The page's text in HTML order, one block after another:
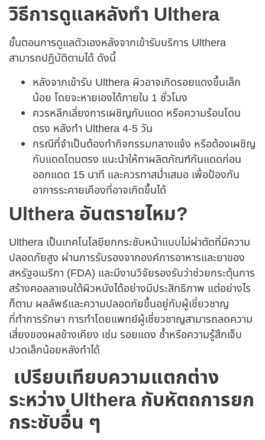
วิธีการดูแลหลังทำ Ulthera
ขั้นตอนการดูแลตัวเองหลังจากเข้ารับบริการ Ulthera
สามารถปฏิบัติตามได้ ดังนี้
หลังจากเข้ารับ Ulthera ผิวอาจเกิดรอยแดงขึ้นเล็ก
น้อย โดยจะหายเองได้ภายใน 1 ชั่วโมง
ควรหลีกเลี่ยงการเผชิญกับแดด หรือความร้อนโดน
ตรง หลังทำ Ulthera 4-5 วัน
กรณีที่จำเป็นต้องทำกิจกรรมกลางแจ้ง หรือต้องเผชิญ
กับแดดโดนตรง แนะนำให้ทาผลิตภัณฑ์กันแดดก่อน
ออกแดด 15 นาที และควรทาสม่ำเสมอ เพื่อป้องกัน
อาการระคายเคืองที่อาจเกิดขึ้นได้
Ulthera อันตรายไหม?
Ulthera เป็นเทคโนโลยียกกระชับหน้าแบบไม่ผ่าตัดที่มีความ
ปลอดภัยสูง ผ่านการรับรองจากองค์การอาหารและยาของ
สหรัฐอเมริกา (FDA) และมีงานวิจัยรองรับว่าช่วยกระตุ้นการ
สร้างคอลลาเจนใต้ผิวหนังได้อย่างมีประสิทธิภาพ แต่อย่างไร
ก็ตาม ผลลัพธ์และความปลอดภัยขึ้นอยู่กับผู้เชี่ยวชาญ
ที่ทำการรักษา การทำโดยแพทย์ผู้เชี่ยวชาญสามารถลดความ
เสี่ยงของผลข้างเคียง เช่น รอยแดง ช้ำหรือความรู้สึกเจ็บ
ปวดเล็กน้อยหลังทำได้
เปรียบเทียบความแตกต่าง
ระหว่าง Ulthera กับหัตถการยก
กระชับอื่น ๆ